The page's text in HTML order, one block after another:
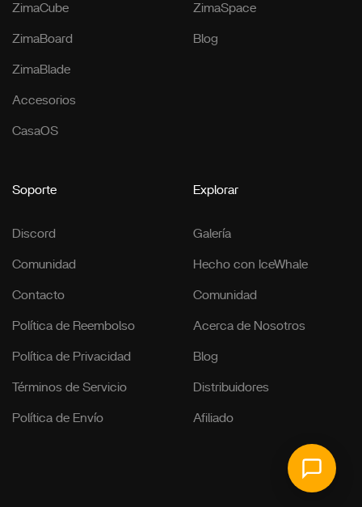
ZimaCube
ZimaBoard
ZimaBlade
Accesorios
CasaOS
ZimaSpace
Blog
Soporte
Discord
Comunidad
Contacto
Política de Reembolso
Política de Privacidad
Términos de Servicio
Política de Envío
Explorar
Galería
Hecho con IceWhale
Comunidad
Acerca de Nosotros
Blog
Distribuidores
Afiliado